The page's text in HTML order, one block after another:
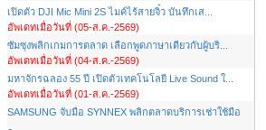
เปิดตัว DJI Mic Mini 2S ไมค์ไร้สายจิ๋ว บันทึกเส...
อัพเดทเมื่อวันที่ (05-ส.ค.-2569)
ซัมซุงพลิกเกมการตลาด เลือกพูดภาษาเดียวกับผู้บริ...
อัพเดทเมื่อวันที่ (04-ส.ค.-2569)
มหาจักรฉลอง 55 ปี เปิดตัวเทคโนโลยี Live Sound ใ...
อัพเดทเมื่อวันที่ (01-ส.ค.-2569)
SAMSUNG จับมือ SYNNEX พลิกตลาดบริการเช่าใช้มือ